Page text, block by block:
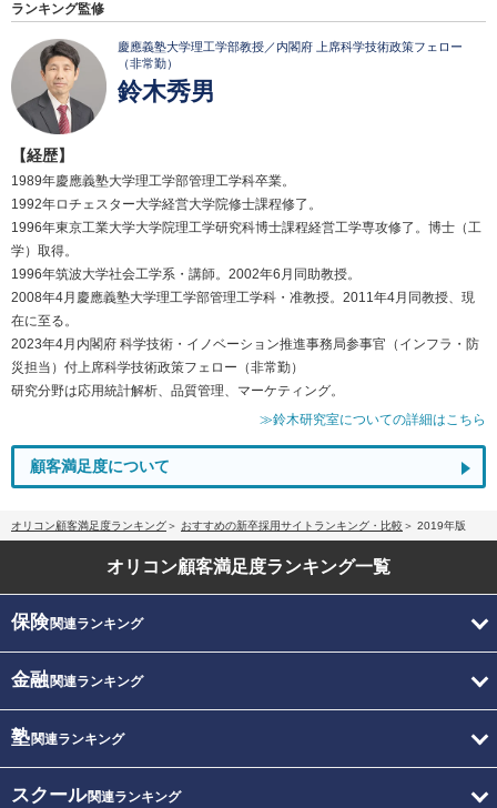
ランキング監修
慶應義塾大学理工学部教授／内閣府 上席科学技術政策フェロー
（非常勤）
鈴木秀男
【経歴】
1989年慶應義塾大学理工学部管理工学科卒業。
1992年ロチェスター大学経営大学院修士課程修了。
1996年東京工業大学大学院理工学研究科博士課程経営工学専攻修了。博士（工
学）取得。
1996年筑波大学社会工学系・講師。2002年6月同助教授。
2008年4月慶應義塾大学理工学部管理工学科・准教授。2011年4月同教授、現
在に至る。
2023年4月内閣府 科学技術・イノベーション推進事務局参事官（インフラ・防
災担当）付上席科学技術政策フェロー（非常勤）
研究分野は応用統計解析、品質管理、マーケティング。
≫鈴木研究室についての詳細はこちら
顧客満足度について
オリコン顧客満足度ランキング おすすめの新卒採用サイトランキング・比較 2019年版
オリコン顧客満足度ランキング一覧
保険関連ランキング
金融関連ランキング
塾関連ランキング
スクール関連ランキング